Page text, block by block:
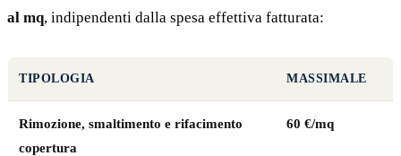
al mq, indipendenti dalla spesa effettiva fatturata:
TIPOLOGIA MASSIMALE
Rimozione, smaltimento e rifacimento
copertura
60 €/mq